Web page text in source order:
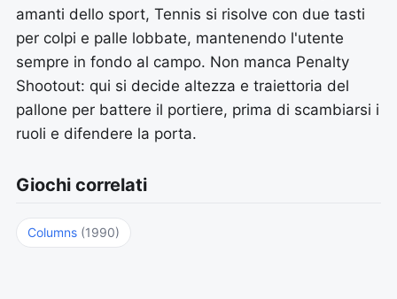
amanti dello sport, Tennis si risolve con due tasti
per colpi e palle lobbate, mantenendo l'utente
sempre in fondo al campo. Non manca Penalty
Shootout: qui si decide altezza e traiettoria del
pallone per battere il portiere, prima di scambiarsi i
ruoli e difendere la porta.
Giochi correlati
Columns (1990)